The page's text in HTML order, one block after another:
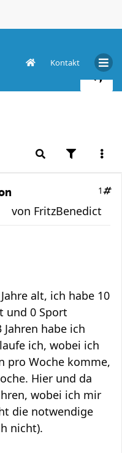
Kontakt
1
von FritzBenedict
alt, ich habe 10
und 0 Sport
habe ich
ich, wobei ich
pro Woche komme,
Hier und da
wobei ich mir
die notwendige
nicht).